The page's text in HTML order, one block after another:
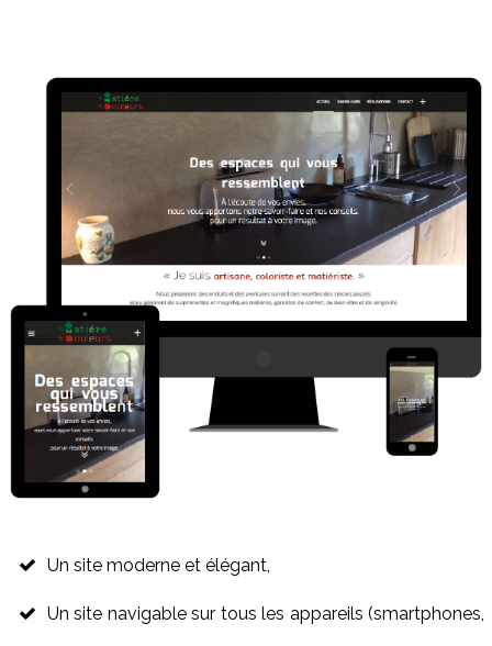
Un site moderne et élégant,
Un site navigable sur tous les appareils (smartphones,